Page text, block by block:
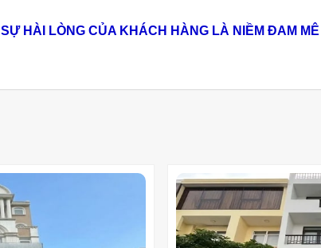
SỰ HÀI LÒNG CỦA KHÁCH HÀNG LÀ NIỀM ĐAM MÊ